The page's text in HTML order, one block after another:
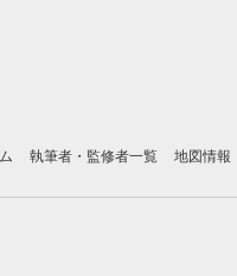
執筆者・監修者一覧 地図情報